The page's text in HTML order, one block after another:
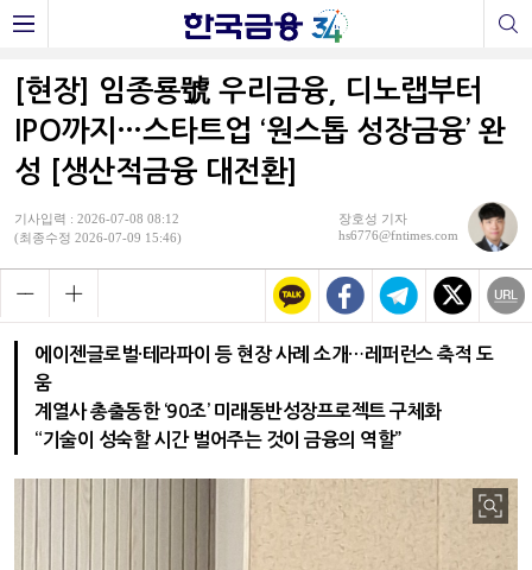
[현장] 임종룡號 우리금융, 디노랩부터
IPO까지…스타트업 ‘원스톱 성장금융’ 완
성 [생산적금융 대전환]
기사입력 : 2026-07-08 08:12
(최종수정 2026-07-09 15:46)
장호성 기자
hs6776@fntimes.com
에이젠글로벌·테라파이 등 현장 사례 소개…레퍼런스 축적 도
움
계열사 총출동한 ‘90조’ 미래동반성장프로젝트 구체화
“기술이 성숙할 시간 벌어주는 것이 금융의 역할”